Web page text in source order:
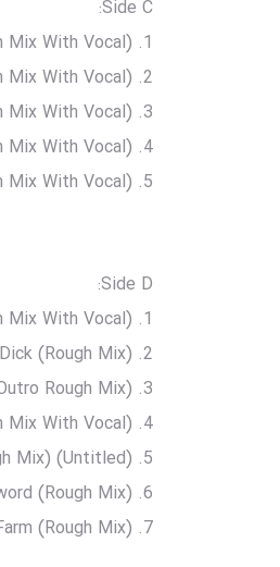
Side C:
1. Whole Lotta Love (Rough Mix With Vocal)
2. What Is and What Should Never Be (Rough Mix With Vocal)
3. Thank You (Rough Mix With Vocal)
4. Heartbreaker (Rough Mix With Vocal)
5. Living Loving Maid (She's Just a Woman) (Rough Mix With Vocal)
Side D:
1. Ramble On (Rough Mix With Vocal)
2. Moby Dick (Rough Mix)
3. La La (Intro / Outro Rough Mix)
4. Bring It On Home (Rough Mix With Vocal)
5. (Untitled) (Instrumental Rough Mix)
6. St. Tristan's Sword (Rough Mix)
7. Bl***er's Farm (Rough Mix)